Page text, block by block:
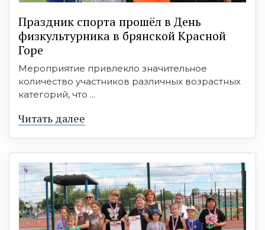
Праздник спорта прошёл в День
физкультурника в брянской Красной
Горе
Мероприятие привлекло значительное
количество участников различных возрастных
категорий, что ...
Читать далее